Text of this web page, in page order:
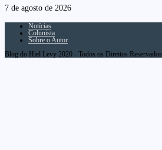
7 de agosto de 2026
Notícias
Colunista
Sobre o Autor
Blog do Hiel Levy 2020 - Todos os Direitos Reservados